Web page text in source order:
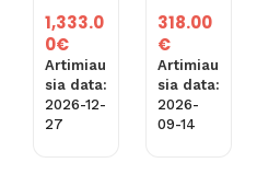
TINIU
OSE
ARABŲ
EMYR
ATUO
1,333.0
0€
Artimiau
sia data:
2026-12-
27
318.00
€
Artimiau
sia data:
2026-
09-14